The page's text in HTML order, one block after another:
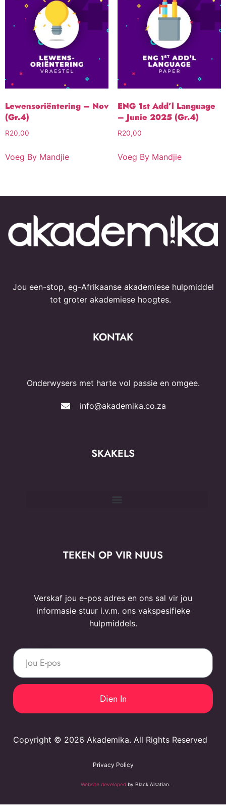
Lewensoriëntering – Nov
(Gr.4)
R20,00
Voeg By Mandjie
ENG 1st Add’l Language
– Junie 2025 (Gr.4)
R20,00
Voeg By Mandjie
Jou een-stop, eg-Afrikaanse akademiese hulpmiddel
tot groter akademiese hoogtes.
KONTAK
Onderwysers met harte vol passie en omgee.
info@akademika.co.za
SKAKELS
TEKEN OP VIR NUUS
Verskaf jou e-pos adres en ons sal vir jou
informasie stuur i.v.m. ons vakspesifieke
hulpmiddels.
Dien In
Copyright © 2026 Akademika. All Rights Reserved
Privacy Policy
Website developed by Black Alsatian.